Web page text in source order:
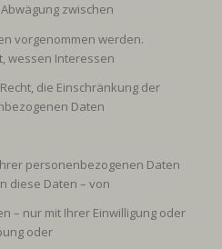
zwischen
vorgenommen werden.
wessen Interessen
die Einschränkung der
Daten
personenbezogenen Daten
diese Daten – von
– nur mit Ihrer Einwilligung oder
oder